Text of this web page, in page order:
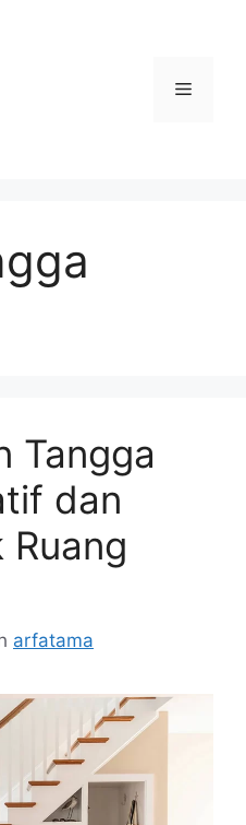
Menu
Tangga
dan
Ruang
arfatama